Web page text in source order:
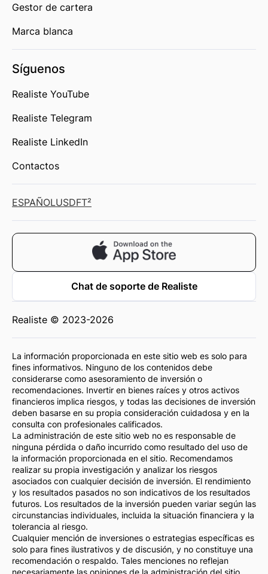
Gestor de cartera
Marca blanca
Síguenos
Realiste YouTube
Realiste Telegram
Realiste LinkedIn
Contactos
ESPAÑOLUSDFT²
Chat de soporte de Realiste
Realiste © 2023-2026
La información proporcionada en este sitio web es solo para
fines informativos. Ninguno de los contenidos debe
considerarse como asesoramiento de inversión o
recomendaciones. Invertir en bienes raíces y otros activos
financieros implica riesgos, y todas las decisiones de inversión
deben basarse en su propia consideración cuidadosa y en la
consulta con profesionales calificados.
La administración de este sitio web no es responsable de
ninguna pérdida o daño incurrido como resultado del uso de
la información proporcionada en el sitio. Recomendamos
realizar su propia investigación y analizar los riesgos
asociados con cualquier decisión de inversión. El rendimiento
y los resultados pasados no son indicativos de los resultados
futuros. Los resultados de la inversión pueden variar según las
circunstancias individuales, incluida la situación financiera y la
tolerancia al riesgo.
Cualquier mención de inversiones o estrategias específicas es
solo para fines ilustrativos y de discusión, y no constituye una
recomendación o respaldo. Tales menciones no reflejan
necesariamente las opiniones de la administración del sitio